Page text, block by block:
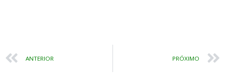
Prev
ANTERIOR PRÓXIMO